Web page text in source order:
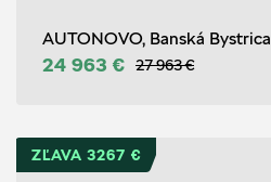
AUTONOVO, Banská Bystrica
24 963 € 27 963 €
ZĽAVA 3267 €